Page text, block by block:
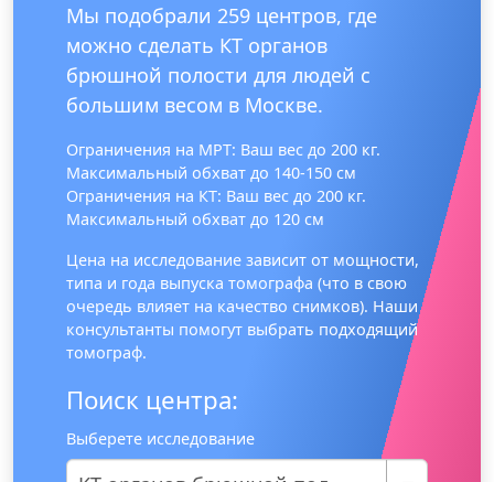
Мы подобрали 259 центров, где
можно сделать КТ органов
брюшной полости для людей с
большим весом в Москве.
Ограничения на МРТ: Ваш вес до 200 кг.
Максимальный обхват до 140-150 см
Ограничения на КТ: Ваш вес до 200 кг.
Максимальный обхват до 120 см
Цена на исследование зависит от мощности,
типа и года выпуска томографа (что в свою
очередь влияет на качество снимков). Наши
консультанты помогут выбрать подходящий
томограф.
Поиск центра:
Выберете исследование